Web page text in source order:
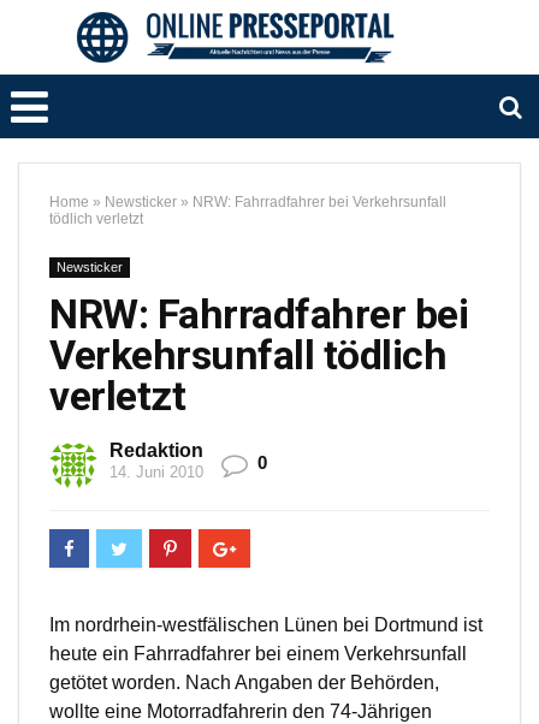
Home » Newsticker » NRW: Fahrradfahrer bei Verkehrsunfall
tödlich verletzt
Newsticker
NRW: Fahrradfahrer bei
Verkehrsunfall tödlich
verletzt
Redaktion
14. Juni 2010 0
Im nordrhein-westfälischen Lünen bei Dortmund ist
heute ein Fahrradfahrer bei einem Verkehrsunfall
getötet worden. Nach Angaben der Behörden,
wollte eine Motorradfahrerin den 74-Jährigen